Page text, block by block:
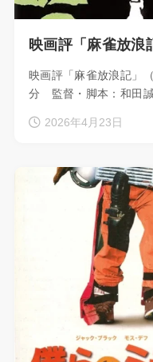
映画評「麻雀放浪
映画評「麻雀放浪記」
分 監督・脚本：和田
2026年4月23日